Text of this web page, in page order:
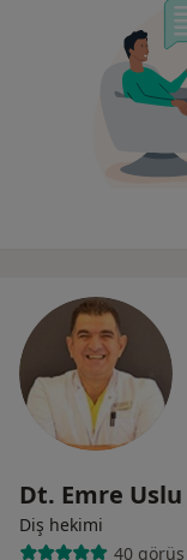
Dt. Emre Uslu
Diş hekimi
40 görüş